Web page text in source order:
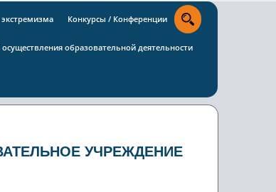
Конкурсы / Конференции
образовательной деятельности
УЧРЕЖДЕНИЕ